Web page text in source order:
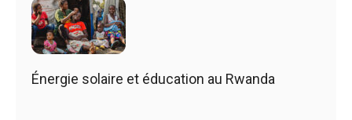
Énergie solaire et éducation au Rwanda